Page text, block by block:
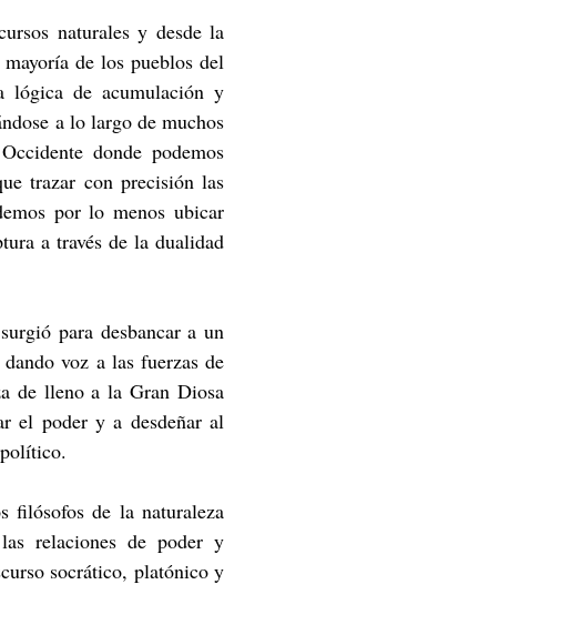
naturales y desde la
de los pueblos del
lógica de acumulación y
a lo largo de muchos
donde podemos
trazar con precisión las
por lo menos ubicar
a través de la dualidad
para desbancar a un
voz a las fuerzas de
de lleno a la Gran Diosa
el poder y a desdeñar al
filósofos de la naturaleza
relaciones de poder y
socrático, platónico y